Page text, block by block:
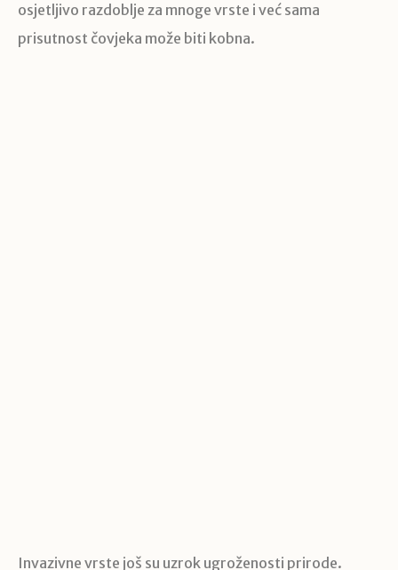
osjetljivo razdoblje za mnoge vrste i već sama
prisutnost čovjeka može biti kobna.
Invazivne vrste još su uzrok ugroženosti prirode.